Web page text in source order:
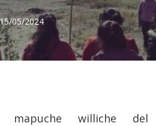
05/2024
mapuche williche del